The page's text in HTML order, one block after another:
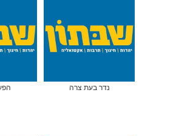
נדר בעת צרה